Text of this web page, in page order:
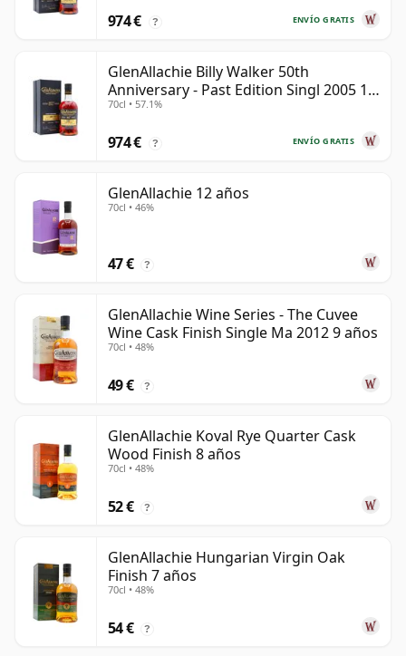
ENVÍO GRATIS
974 € ?
GlenAllachie Billy Walker 50th
Anniversary - Past Edition Singl 2005 16
años
70cl • 57.1%
ENVÍO GRATIS
974 € ?
GlenAllachie 12 años
70cl • 46%
47 € ?
GlenAllachie Wine Series - The Cuvee
Wine Cask Finish Single Ma 2012 9 años
70cl • 48%
49 € ?
GlenAllachie Koval Rye Quarter Cask
Wood Finish 8 años
70cl • 48%
52 € ?
GlenAllachie Hungarian Virgin Oak
Finish 7 años
70cl • 48%
54 € ?